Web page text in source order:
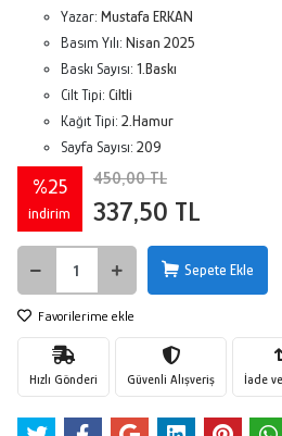
Yazar: Mustafa ERKAN
Basım Yılı: Nisan 2025
Baskı Sayısı: 1.Baskı
Cilt Tipi: Ciltli
Kağıt Tipi: 2.Hamur
Sayfa Sayısı: 209
%25
indirim
450,00 TL
337,50 TL
Sepete Ekle
Favorilerime ekle
Hızlı Gönderi Güvenli Alışveriş İade